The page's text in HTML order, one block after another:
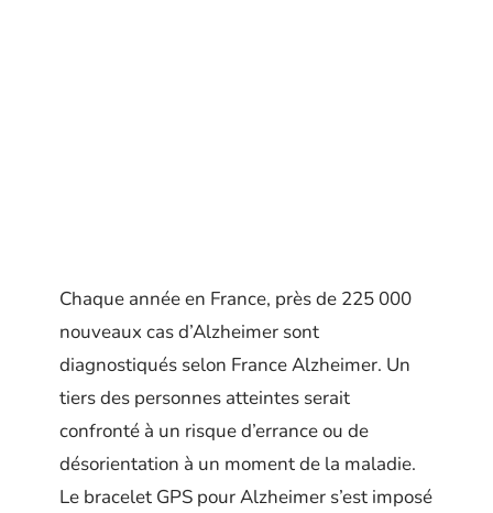
Chaque année en France, près de 225 000
nouveaux cas d’Alzheimer sont
diagnostiqués selon France Alzheimer. Un
tiers des personnes atteintes serait
confronté à un risque d’errance ou de
désorientation à un moment de la maladie.
Le bracelet GPS pour Alzheimer s’est imposé